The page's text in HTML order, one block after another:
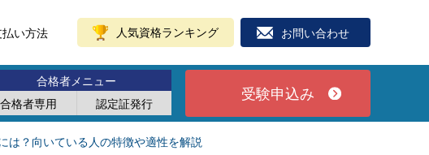
い方法 人気資格ランキング お問い合わせ
合格者メニュー
合格者専用
認定証発行 受験申込み
は？向いている人の特徴や適性を解説